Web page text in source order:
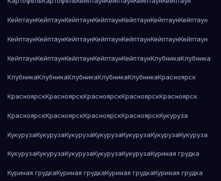
КейптаунКейптаунКейптаунКейптаунКейптаунКейптаунКейптаун
КейптаунКейптаунКейптаунКейптаунКейптаунКейптаунКейптаун
КейптаунКейптаунКейптаунКейптаунКейптаунКлубникаКлубника
КлубникаКлубникаКлубникаКлубникаКлубникаКрасноярск
КрасноярскКрасноярскКрасноярскКрасноярскКрасноярск
КрасноярскКрасноярскКрасноярскКрасноярскКукуруза
КукурузаКукурузаКукурузаКукурузаКукурузаКукурузаКукуруза
КукурузаКукурузаКукурузаКукурузаКукурузаКуриная грудка
Куриная грудкаКуриная грудкаКуриная грудкаКуриная грудка